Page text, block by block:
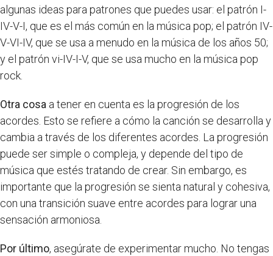
algunas ideas para patrones que puedes usar: el patrón I-
IV-V-I, que es el más común en la música pop; el patrón IV-
V-VI-IV, que se usa a menudo en la música de los años 50;
y el patrón vi-IV-I-V, que se usa mucho en la música pop
rock.
Otra cosa a tener en cuenta es la progresión de los
acordes. Esto se refiere a cómo la canción se desarrolla y
cambia a través de los diferentes acordes. La progresión
puede ser simple o compleja, y depende del tipo de
música que estés tratando de crear. Sin embargo, es
importante que la progresión se sienta natural y cohesiva,
con una transición suave entre acordes para lograr una
sensación armoniosa.
Por último, asegúrate de experimentar mucho. No tengas